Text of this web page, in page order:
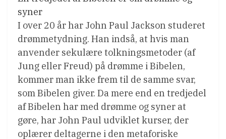
syner
I over 20 år har John Paul Jackson studeret
drømmetydning. Han indså, at hvis man
anvender sekulære tolkningsmetoder (af
Jung eller Freud) på drømme i Bibelen,
kommer man ikke frem til de samme svar,
som Bibelen giver. Da mere end en tredjedel
af Bibelen har med drømme og syner at
gøre, har John Paul udviklet kurser, der
oplærer deltagerne i den metaforiske